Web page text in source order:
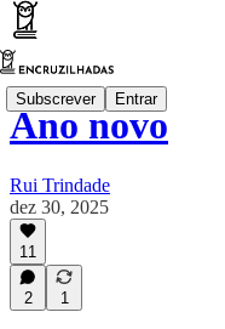
Subscrever Entrar
Ano novo
Rui Trindade
dez 30, 2025
11
2 1